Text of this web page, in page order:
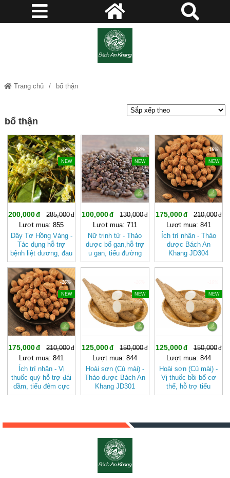
Trang chủ bổ thận
bổ thận
-29%
NEW
200,000
285,000
Lượt mua: 855
Dây Tơ Hồng Vàng -
Tác dụng hỗ trợ
bệnh liệt dương, đau
mỏi lưng gối, đi tiểu
rắt, di tinh ở nam
giới BAK801
-23%
NEW
100,000
130,000
Lượt mua: 711
Nữ trinh tử - Thảo
dược bổ gan,hỗ trợ
u gan, tiểu đường
nổi tiếng của người
-16%
NEW
175,000
210,000
Lượt mua: 841
Ích trí nhân - Thảo
dược Bách An
Khang JD304
ichtrinhan
-16%
NEW
175,000
210,000
Lượt mua: 841
Ích trí nhân - Vị
thuốc quý hỗ trợ đái
dầm, tiểu đêm cực
hay JD304
NEW
125,000
150,000
Lượt mua: 844
Hoài sơn (Củ mài) -
Thảo dược Bách An
Khang JD301
hoaison
NEW
125,000
150,000
Lượt mua: 844
Hoài sơn (Củ mài) -
Vị thuốc bồi bổ cơ
thể, hỗ trợ tiểu
đường JD301